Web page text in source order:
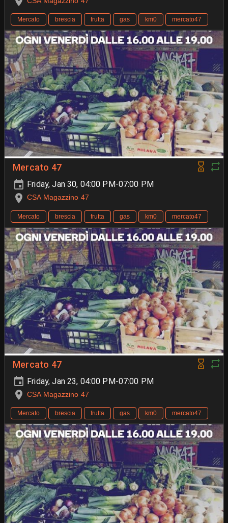
Mercato brescia frutta gas km0 mercato47
Mercato 47
Friday, Jan 30, 04:00 PM-07:00 PM
CSA Magazzino 47
Mercato brescia frutta gas km0 mercato47
Mercato 47
Friday, Jan 23, 04:00 PM-07:00 PM
CSA Magazzino 47
Mercato brescia frutta gas km0 mercato47